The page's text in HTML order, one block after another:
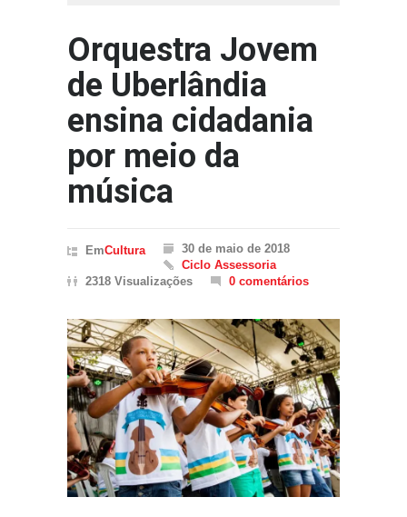
Orquestra Jovem
de Uberlândia
ensina cidadania
por meio da
música
EmCultura
30 de maio de 2018
Ciclo Assessoria
2318 Visualizações
0 comentários